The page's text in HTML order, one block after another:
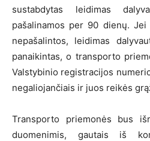
sustabdytas leidimas
pašalinamos per 90 dienų.
nepašalintos, leidimas
panaikintas, o transporto
Valstybinio registracijos
negaliojančiais ir juos reikės
Transporto priemonės bus
duomenimis, gautais iš